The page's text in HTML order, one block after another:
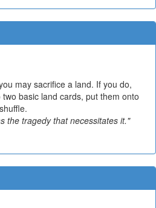
may sacrifice a land. If you do,
basic land cards, put them onto
the tragedy that necessitates it."